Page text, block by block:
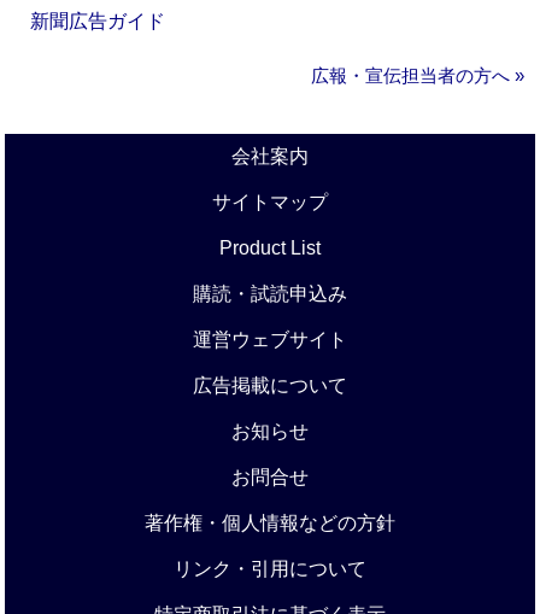
新聞広告ガイド
広報・宣伝担当者の方へ »
会社案内
サイトマップ
Product List
購読・試読申込み
運営ウェブサイト
広告掲載について
お知らせ
お問合せ
著作権・個人情報などの方針
リンク・引用について